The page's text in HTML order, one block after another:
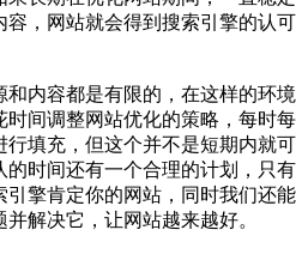
，网站就会得到搜索引擎的认可
内容都是有限的，在这样的环境
间调整网站优化的策略，每时每
填充，但这个并不是短期内就可
的时间还有一个合理的计划，只有
擎肯定你的网站，同时我们还能
解决它，让网站越来越好。